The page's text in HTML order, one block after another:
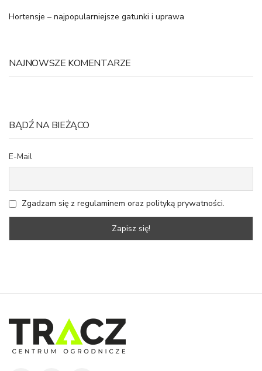
Hortensje – najpopularniejsze gatunki i uprawa
NAJNOWSZE KOMENTARZE
BĄDŹ NA BIEŻĄCO
E-Mail
Zgadzam się z regulaminem oraz polityką prywatności.